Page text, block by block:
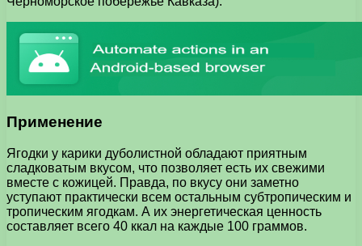
Применение
Ягодки у карики дуболистной обладают приятным
сладковатым вкусом, что позволяет есть их свежими
вместе с кожицей. Правда, по вкусу они заметно
уступают практически всем остальным субтропическим и
тропическим ягодкам. А их энергетическая ценность
составляет всего 40 ккал на каждые 100 граммов.